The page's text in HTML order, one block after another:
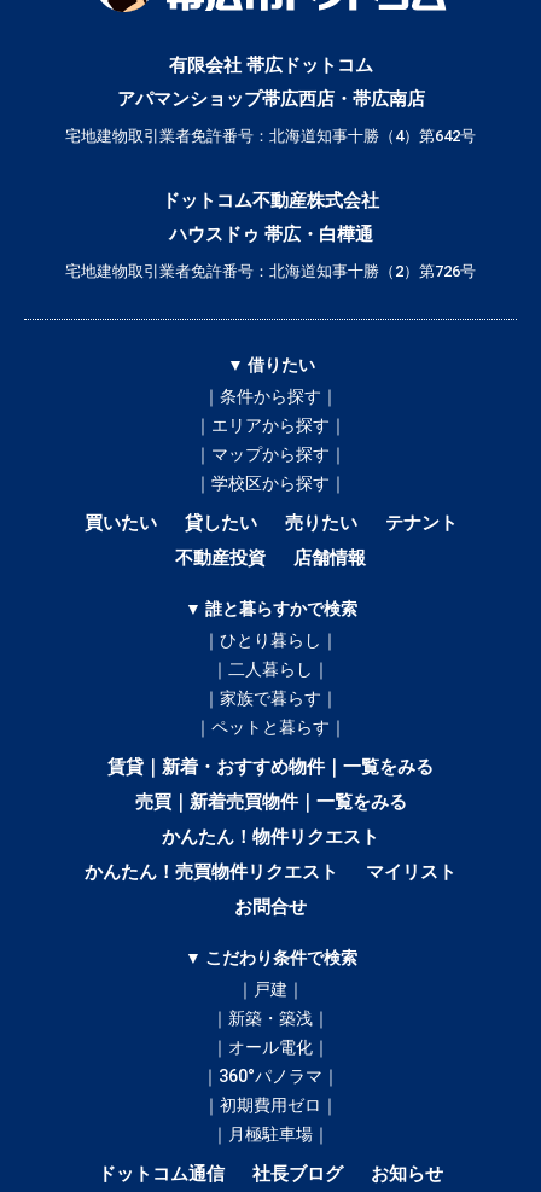
有限会社 帯広ドットコム
アパマンショップ帯広西店・帯広南店
宅地建物取引業者免許番号：北海道知事十勝（4）第642号
ドットコム不動産株式会社
ハウスドゥ 帯広・白樺通
宅地建物取引業者免許番号：北海道知事十勝（2）第726号
▼ 借りたい
｜条件から探す｜
｜エリアから探す｜
｜マップから探す｜
｜学校区から探す｜
買いたい 貸したい 売りたい
テナント
不動産投資
店舗情報
▼ 誰と暮らすかで検索
｜ひとり暮らし｜
｜二人暮らし｜
｜家族で暮らす｜
｜ペットと暮らす｜
賃貸｜新着・おすすめ物件｜一覧をみる
売買｜新着売買物件｜一覧をみる
かんたん！物件リクエスト
かんたん！売買物件リクエスト
マイリスト
お問合せ
▼ こだわり条件で検索
｜戸建｜
｜新築・築浅｜
｜オール電化｜
｜360°パノラマ｜
｜初期費用ゼロ｜
｜月極駐車場｜
ドットコム通信 社長ブログ お知らせ